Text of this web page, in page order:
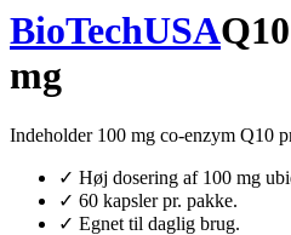
BioTechUSA
mg
Indeholder 100 mg co-enzym Q10
✓ Høj dosering af 100 mg
✓ 60 kapsler pr. pakke.
✓ Egnet til daglig brug.